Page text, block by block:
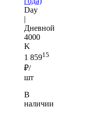
Day
|
Дневной
4000
K
1 85915
₽/
шт
В
наличии